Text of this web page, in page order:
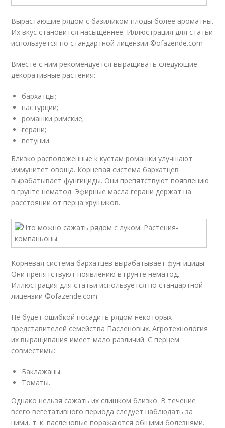
Вырастающие рядом с базиликом плоды более ароматны.
Их вкус становится насыщеннее. Иллюстрация для статьи
используется по стандартной лицензии ©ofazende.com
Вместе с ним рекомендуется выращивать следующие
декоративные растения:
бархатцы;
настурции;
ромашки римские;
герани;
петунии.
Близко расположенные к кустам ромашки улучшают
иммунитет овоща. Корневая система бархатцев
вырабатывает фунгициды. Они препятствуют появлению
в грунте нематод. Эфирные масла герани держат на
расстоянии от перца хрущиков.
Корневая система бархатцев вырабатывает фунгициды.
Они препятствуют появлению в грунте нематод.
Иллюстрация для статьи используется по стандартной
лицензии ©ofazende.com
Не будет ошибкой посадить рядом некоторых
представителей семейства Пасленовых. Агротехнология
их выращивания имеет мало различий. С перцем
совместимы:
Баклажаны.
Томаты.
Однако нельзя сажать их слишком близко. В течение
всего вегетативного периода следует наблюдать за
ними, т. к. пасленовые поражаются общими болезнями.